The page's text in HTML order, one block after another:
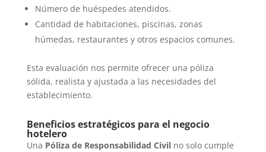
Número de huéspedes atendidos.
Cantidad de habitaciones, piscinas, zonas
húmedas, restaurantes y otros espacios comunes.
Esta evaluación nos permite ofrecer una póliza
sólida, realista y ajustada a las necesidades del
establecimiento.
Beneficios estratégicos para el negocio
hotelero
Una Póliza de Responsabilidad Civilno solo cumple